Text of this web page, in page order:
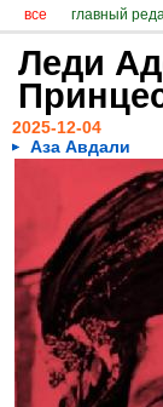
все главный
Леди
2025-12-04
Аза Авдали